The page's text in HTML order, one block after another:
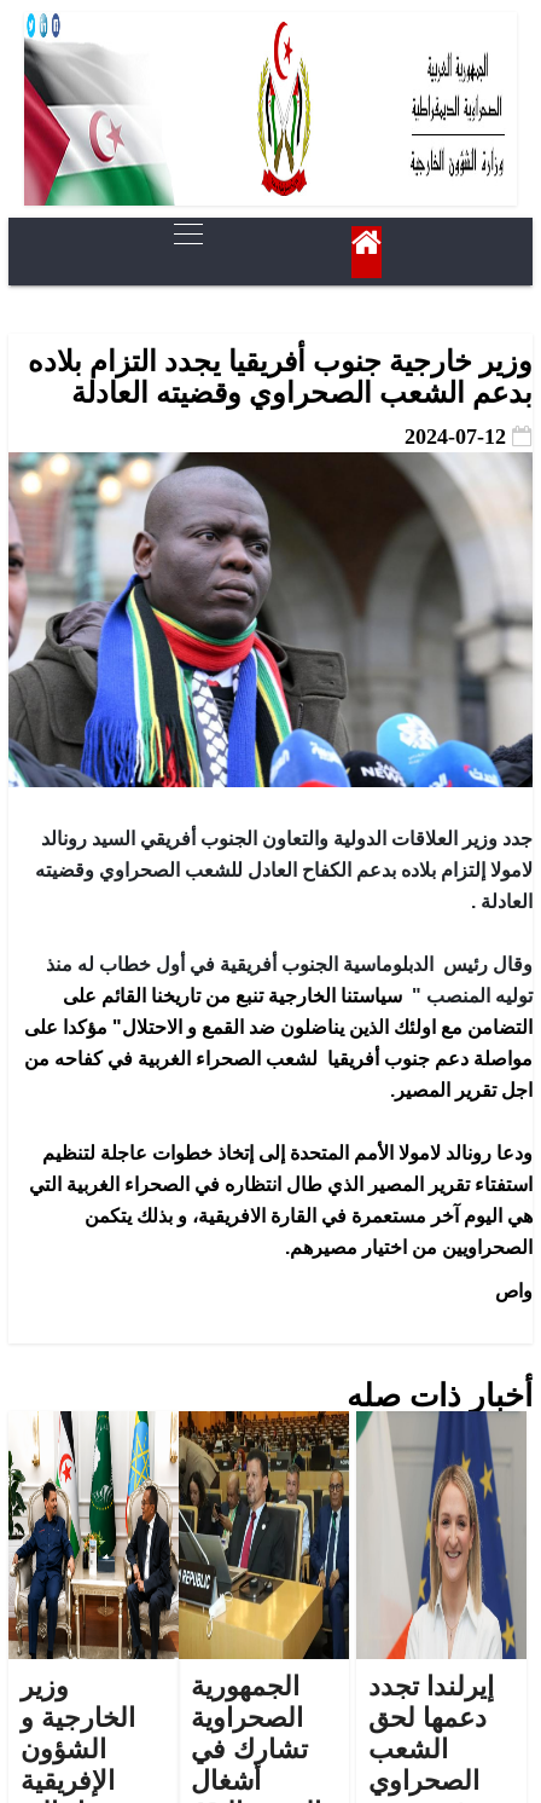
وزير خارجية جنوب أفريقيا يجدد التزام بلاده
بدعم الشعب الصحراوي وقضيته العادلة
2024-07-12
جدد وزير العلاقات الدولية والتعاون الجنوب أفريقي السيد رونالد
لامولا إلتزام بلاده بدعم الكفاح العادل للشعب الصحراوي وقضيته
العادلة .
وقال رئيس الدبلوماسية الجنوب أفريقية في أول خطاب له منذ
توليه المنصب " سياستنا الخارجيةتنبع من تاريخنا القائم على
التضامن مع اولئك الذين يناضلون ضد القمع و الاحتلال" مؤكدا على
مواصلة دعم جنوب أفريقيا لشعب الصحراء الغربية في كفاحه من
اجل تقرير المصير.
ودعا رونالد لامولا الأمم المتحدة إلى إتخاذ خطوات عاجلة لتنظيم
استفتاء تقرير المصير الذي طال انتظاره في الصحراء الغربية التي
هي اليوم آخر مستعمرة في القارة الافريقية، و بذلك يتكمن
الصحراويين من اختيار مصيرهم.
واص
أخبار ذات صله
إيرلندا تجدد
دعمها لحق
الشعب
الصحراوي
الجمهورية
الصحراوية
تشارك في
أشغال
وزير
الخارجية و
الشؤون
الإفريقية